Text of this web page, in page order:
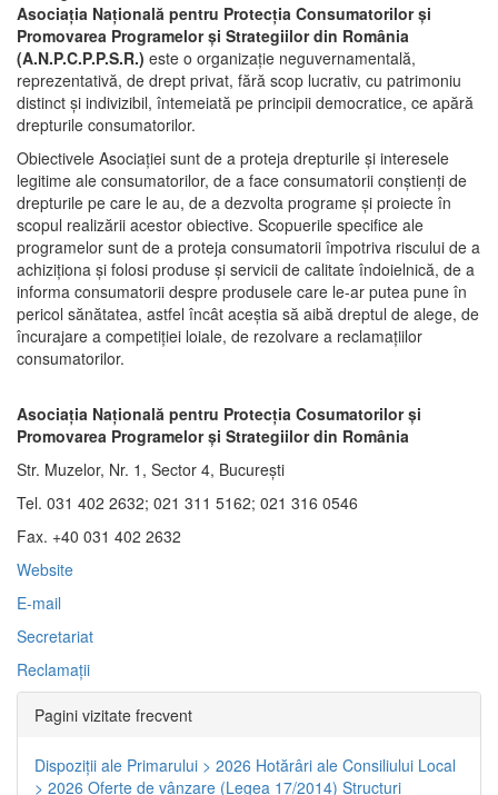
Asociaţia Naţională pentru Protecţia Consumatorilor şi
Promovarea Programelor şi Strategiilor din România
(A.N.P.C.P.P.S.R.) este o organizaţie neguvernamentală,
reprezentativă, de drept privat, fără scop lucrativ, cu patrimoniu
distinct şi indivizibil, întemeiată pe principii democratice, ce apără
drepturile consumatorilor.
Obiectivele Asociaţiei sunt de a proteja drepturile şi interesele
legitime ale consumatorilor, de a face consumatorii conştienţi de
drepturile pe care le au, de a dezvolta programe şi proiecte în
scopul realizării acestor obiective. Scopuerile specifice ale
programelor sunt de a proteja consumatorii împotriva riscului de a
achiziţiona şi folosi produse şi servicii de calitate îndoielnică, de a
informa consumatorii despre produsele care le-ar putea pune în
pericol sănătatea, astfel încât aceştia să aibă dreptul de alege, de
încurajare a competiţiei loiale, de rezolvare a reclamaţiilor
consumatorilor.
Asociaţia Naţională pentru Protecţia Cosumatorilor şi
Promovarea Programelor şi Strategiilor din România
Str. Muzelor, Nr. 1, Sector 4, Bucureşti
Tel. 031 402 2632; 021 311 5162; 021 316 0546
Fax. +40 031 402 2632
Website
E-mail
Secretariat
Reclamaţii
Pagini vizitate frecvent
Dispoziţii ale Primarului > 2026 Hotărâri ale Consiliului Local
> 2026 Oferte de vânzare (Legea 17/2014) Structuri